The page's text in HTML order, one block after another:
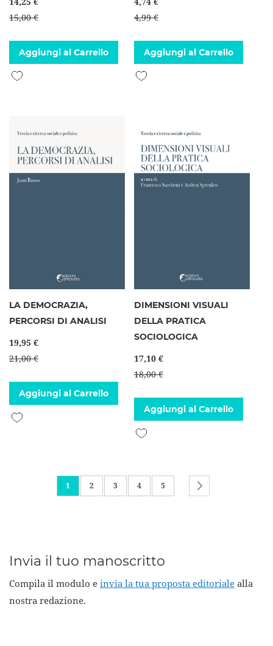
15,00 €
Aggiungi al Carrello
Aggiungi alla lista desideri
4,99 €
Aggiungi al Carrello
Aggiungi alla lista desideri
LA DEMOCRAZIA,
PERCORSI DI ANALISI
19,95 €
21,00 €
Aggiungi al Carrello
Aggiungi alla lista desideri
DIMENSIONI VISUALI
DELLA PRATICA
SOCIOLOGICA
17,10 €
18,00 €
Aggiungi al Carrello
Aggiungi alla lista desideri
Pagina
Attualmente stai leggendo la pagina
1 Pagina
2 Pagina
3 Pagina
4 Pagina
5
Invia il tuo manoscritto
Compila il modulo e invia la tua proposta editoriale alla
nostra redazione.